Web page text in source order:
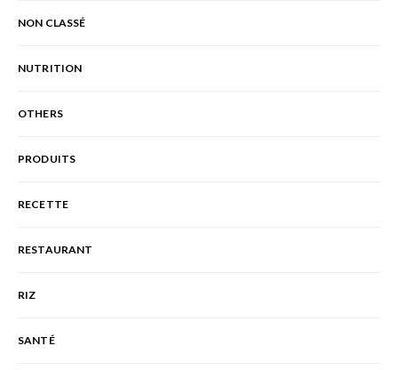
NON CLASSÉ
NUTRITION
OTHERS
PRODUITS
RECETTE
RESTAURANT
RIZ
SANTÉ